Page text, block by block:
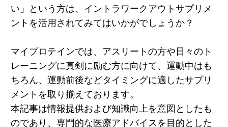
い」という方は、イントラワークアウトサプリメ
ントを活用されてみてはいかがでしょうか？
マイプロテインでは、アスリートの方や日々のト
レーニングに真剣に励む方に向けて、運動中はも
ちろん、運動前後などタイミングに適したサプリ
メントを取り揃えております。
本記事は情報提供および知識向上を意図としたも
のであり、専門的な医療アドバイスを目的とした